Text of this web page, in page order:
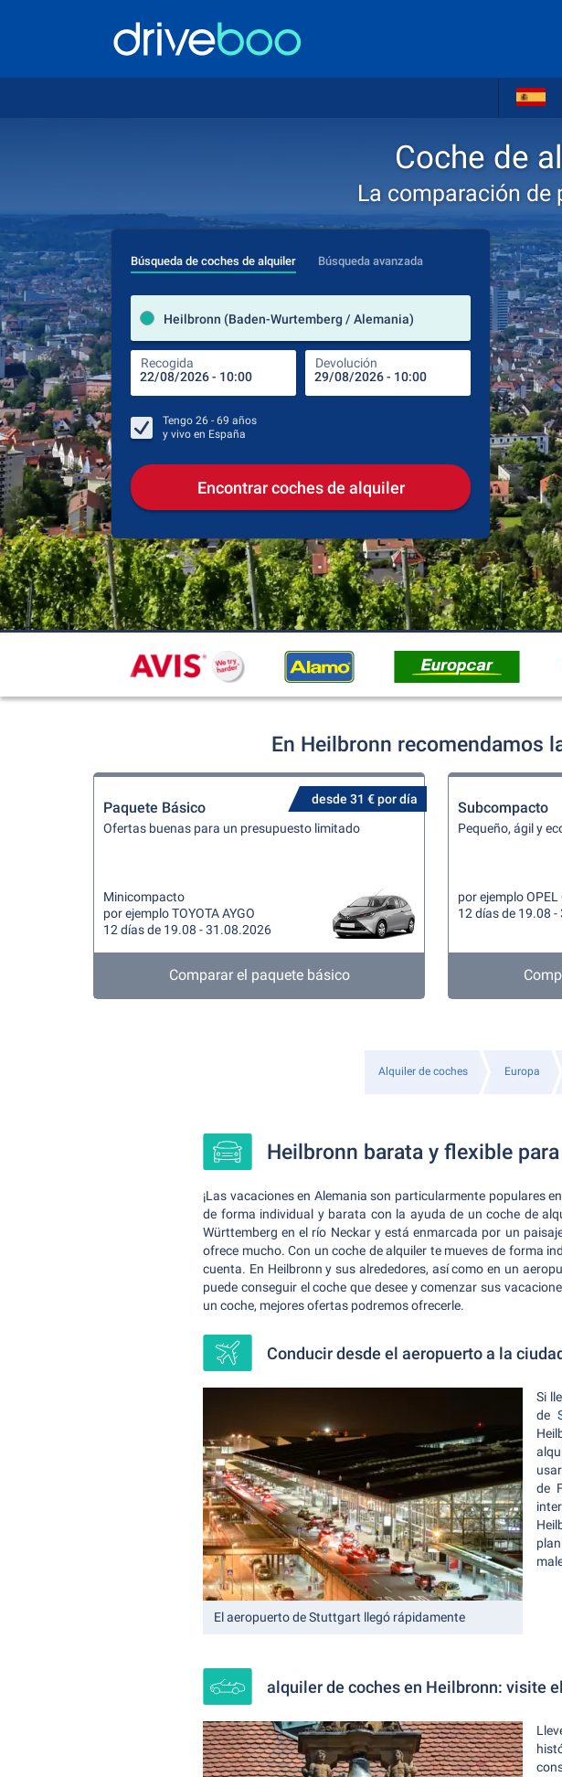
Coche de
La comparación de
Búsqueda de coches de alquiler Búsqueda avanzada
Heilbronn (Baden-Wurtemberg / Alemania)
Recogida Devolución
lugar de
Lugar de
Recogida
Tengo 26 - 69 años
y vivo en España
Encontrar coches de alquiler
En Heilbronn recomendamos
desde 31 € por día
Paquete Básico
Ofertas buenas para un presupuesto limitado
Minicompacto
por ejemplo TOYOTA AYGO
12 días de 19.08 - 31.08.2026
Comparar el paquete básico
Subcompacto
Pequeño, ágil y
por ejemplo OPEL
12 días de 19.08
Alquiler de coches Europa
Heilbronn barata y flexible
¡Las vacaciones en Alemania son particularmente populares
de forma individual y barata con la ayuda de un coche de
Württemberg en el río Neckar y está enmarcada por un
ofrece mucho. Con un coche de alquiler te mueves de forma
cuenta. En Heilbronn y sus alrededores, así como en un
puede conseguir el coche que desee y comenzar sus
un coche, mejores ofertas podremos ofrecerle.
Conducir desde el aeropuerto a la
El aeropuerto de Stuttgart llegó rápidamente
Si
de
de
alquiler de coches en Heilbronn: visite